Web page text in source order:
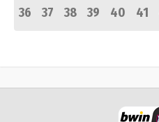
36
37 38 39 40 41